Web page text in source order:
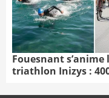
Fouesnant
triathlon Inizys :